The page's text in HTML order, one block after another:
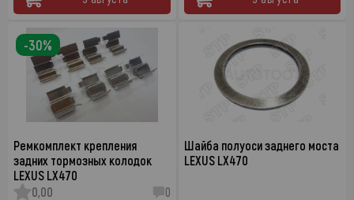
Ремкомплект крепления
задних тормозных колодок
LEXUS LX470
0,00
0
-30%
Шайба полуоси заднего моста
LEXUS LX470